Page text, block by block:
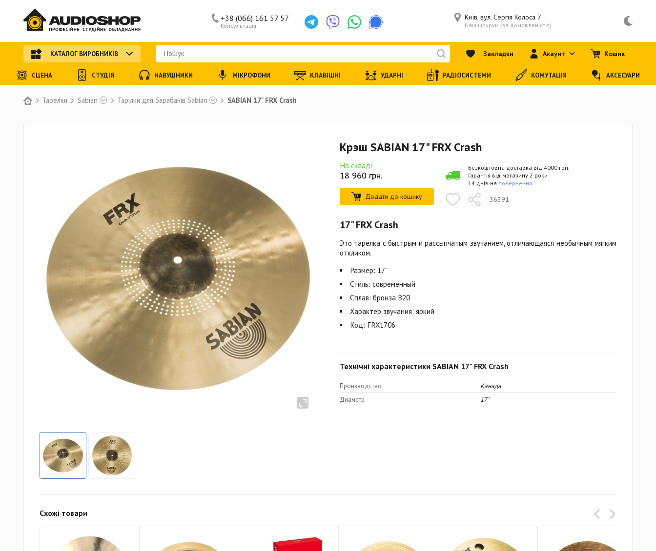
Тарелки Sabian Тарілки для барабанів Sabian SABIAN 17" FRX Crash
Крэш SABIAN 17" FRX Crash
На складі
18 960 грн.
Додати до кошику 36391
Безкоштовна доставка від 4000 грн.
Гарантія від магазину 2 роки
14 днів на повернення
17" FRX Crash
Это тарелка с быстрым и рассыпчатым звучанием, отличающаяся необычным мягким
откликом.
Размер: 17"
Стиль: современный
Сплав: бронза B20
Характер звучания: яркий
Код: FRX1706
Технічні характеристики SABIAN 17" FRX Crash
Производство
Канада
Диаметр
17"
Схожі товари
Консультація
+38 (066) 161 57 57 Київ, вул. Сергія Колоса 7
Наш шоурум (за домовленістю)
КАТАЛОГ ВИРОБНИКІВ Закладки Акаунт Кошик
СЦЕНА СТУДІЯ НАВУШНИКИ МІКРОФОНИ КЛАВІШНІ УДАРНІ РАДІОСИСТЕМИ КОМУТАЦІЯ АКСЕСУАРИ